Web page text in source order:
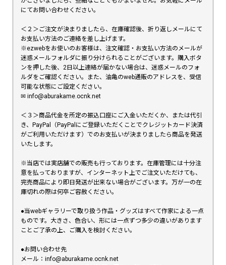
にてお問い合わせください。
＜２＞ご注文が決まりましたら、在庫確認後、折り返しメールにて
お支払い方法のご連絡を差し上げます。
※ezwebをお使いのお客様は、注文確認・お支払い方法のメールが
迷惑メールフォルダに振り分けられることがございます。購入ボタ
ンを押した後、2日以上連絡が届かない場合は、迷惑メールのフォ
ルダをご確認ください。また、油亀のweb通販のアドレスを、受信
可能な状態にご設定ください。
✉︎ info@aburakame.ocnk.net
＜３＞商品代金を所定の振込口座にご入金いただくか、または代引
き、PayPal（PayPalにご登録いただくことでクレジットカード決済
がご利用いただけます）でのお支払いが決まりましたら商品を発送
いたします。
※当店では実店舗での販売も行っております。在庫管理には十分注
意を払っておりますが、インターネット上でご注文いただけても、
完売商品により即日発送が出来ない場合がございます。万が一の在
庫切れの際は何卒ご容赦ください。
●当webギャラリーで取り扱う作品・グッズはすべて作家による一点
ものです。大きさ、色合い、形には一点ずつ多少の違いがあります
ことご了承の上、ご購入を検討ください。
●お問い合わせ先
メール：info@aburakame.ocnk.net